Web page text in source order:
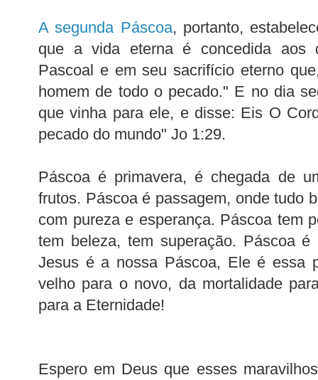
A segunda Páscoa, portanto,
que a vida eterna é concedida aos
Pascoal e em seu sacrifício eterno
homem de todo o pecado." E no dia
que vinha para ele, e disse: Eis O
pecado do mundo" Jo 1:29.
Páscoa é primavera, é chegada de
frutos. Páscoa é passagem, onde tudo
com pureza e esperança. Páscoa tem
tem beleza, tem superação. Páscoa é
Jesus é a nossa Páscoa, Ele é essa
velho para o novo, da mortalidade
para a Eternidade!
Espero em Deus que esses